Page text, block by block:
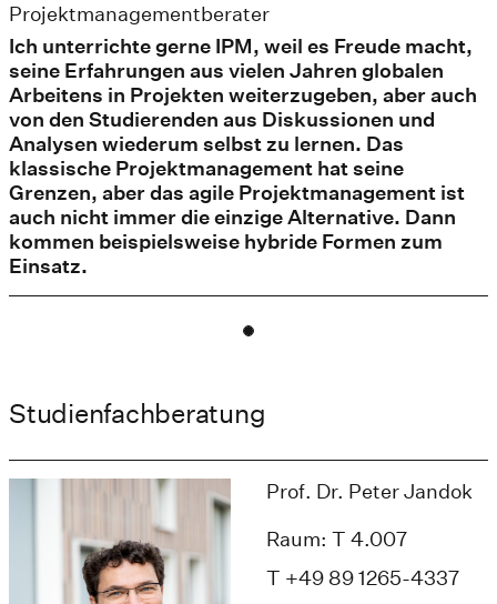
Projektmanagementberater
Ich unterrichte gerne IPM, weil es Freude macht,
seine Erfahrungen aus vielen Jahren globalen
Arbeitens in Projekten weiterzugeben, aber auch
von den Studierenden aus Diskussionen und
Analysen wiederum selbst zu lernen. Das
klassische Projektmanagement hat seine
Grenzen, aber das agile Projektmanagement ist
auch nicht immer die einzige Alternative. Dann
kommen beispielsweise hybride Formen zum
Einsatz.
Studienfachberatung
Prof. Dr. Peter Jandok
Raum: T 4.007
T +49 89 1265-4337